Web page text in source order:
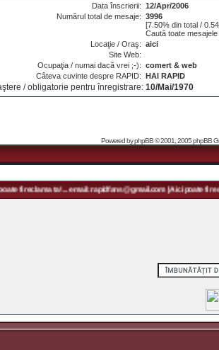
Data înscrierii: 12/Apr/2006
Numărul total de mesaje: 3996
[7.50% din total /
Caută toate
Locaţie / Oraş: aici
Site Web:
Ocupaţia / numai dacă vrei ;-): comert & web
Câteva cuvinte despre RAPID: HAI RAPID
/ obligatorie pentru înregistrare: 10/Mai/1970
Powered byphpBB© 2001, 2005 phpBB
reclama ta! ... email: rapidfans@gmail.com | Aici poate fi